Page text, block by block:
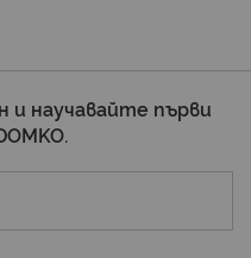
научавайте първи